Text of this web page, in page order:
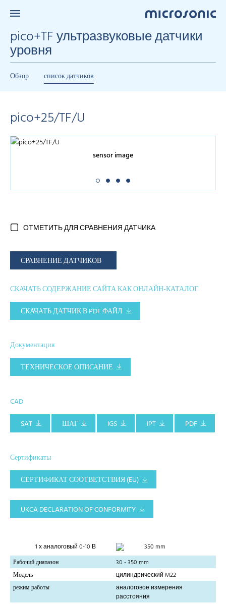
pico+TF ультразвуковые датчики
уровня
Обзор список датчиков
pico+25/TF/U
sensor image
ОТМЕТИТЬ ДЛЯ СРАВНЕНИЯ ДАТЧИКА
СРАВНЕНИЕ ДАТЧИКОВ
СКАЧАТЬ СОДЕРЖАНИЕ САЙТА КАК ОНЛАЙН-КАТАЛОГ
СКАЧАТЬ ДАТЧИК В PDF ФАЙЛ
Документация
ТЕХНИЧЕСКОЕ ОПИСАНИЕ
CAD
SAT
ШАГ IGS IPT PDF
Сертификаты
СЕРТИФИКАТ СООТВЕТСТВИЯ (EU)
UKCA DECLARATION OF CONFORMITY
1 х аналоговый 0-10 В
350 mm
Рабочий диапазон
30 - 350 mm
Модель
цилиндрический M22
режим работы
аналоговое измерения
расстояния